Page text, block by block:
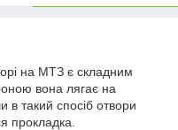
на МТЗ є складним
вона лягає на
такий спосіб отвори
прокладка.